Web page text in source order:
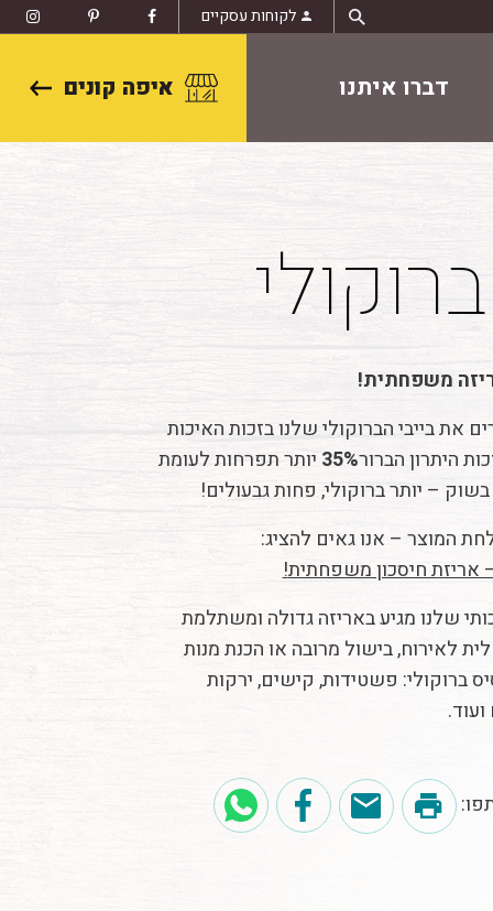
לקוחות עסקיים
דברו איתנו איפה קונים
משפחתית!
את בייבי הברוקולי שלנו בזכות האיכות
היתרון הברור35% יותר תפרחות לעומת
– יותר ברוקולי, פחות גבעולים!
המוצר – אנו גאים להציג:
– אריזת חיסכון משפחתית!
שלנו מגיע באריזה גדולה ומשתלמת
לאירוח, בישול מרובה או הכנת מנות
ברוקולי: פשטידות, קישים, ירקות